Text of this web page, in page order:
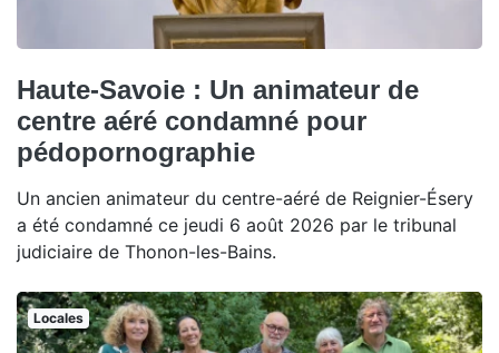
Haute-Savoie : Un animateur de
centre aéré condamné pour
pédopornographie
Un ancien animateur du centre-aéré de Reignier-Ésery
a été condamné ce jeudi 6 août 2026 par le tribunal
judiciaire de Thonon-les-Bains.
Locales